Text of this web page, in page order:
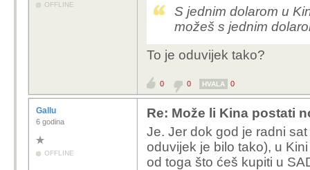
OFFLINE
S jednim dolarom u
možeš s jednim
To je oduvijek tako?
0 0 HVALA 0
Gallu
6 godina
OFFLINE
Re: Može li Kina postati
Je. Jer dok god je radni
oduvijek je bilo tako), u
od toga što ćeš kupiti u